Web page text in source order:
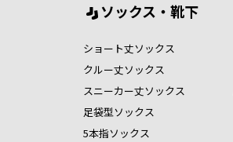
ソックス・靴下
ショート丈ソックス
クルー丈ソックス
スニーカー丈ソックス
足袋型ソックス
5本指ソックス